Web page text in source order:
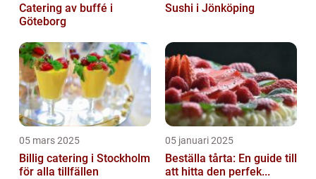
Catering av buffé i
Göteborg
Sushi i Jönköping
05 mars 2025
Billig catering i Stockholm
för alla tillfällen
05 januari 2025
Beställa tårta: En guide till
att hitta den perfek...